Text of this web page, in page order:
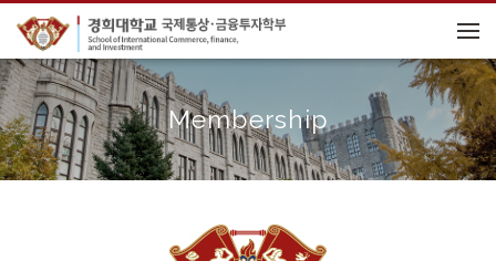
메뉴 건너뛰기
Membership